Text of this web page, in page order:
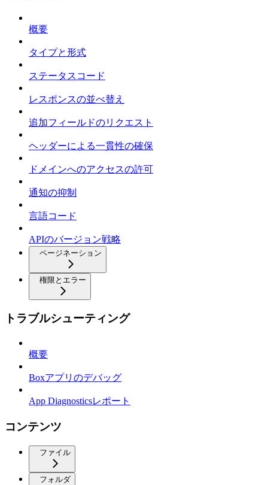
概要
タイプと形式
ステータスコード
レスポンスの並べ替え
追加フィールドのリクエスト
ヘッダーによる一貫性の確保
ドメインへのアクセスの許可
通知の抑制
言語コード
APIのバージョン戦略
ページネーション
権限とエラー
トラブルシューティング
概要
Boxアプリのデバッグ
App Diagnosticsレポート
コンテンツ
ファイル
フォルダ